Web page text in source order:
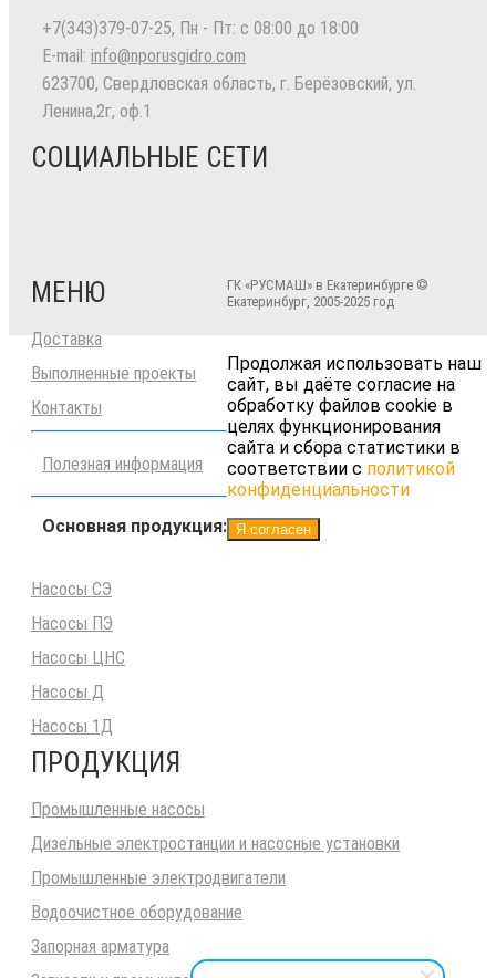
+7(343)379-07-25, Пн - Пт: с 08:00 до 18:00
E-mail: info@nporusgidro.com
623700, Свердловская область, г. Берёзовский, ул.
Ленина,2г, оф.1
СОЦИАЛЬНЫЕ СЕТИ
МЕНЮ
Доставка
Выполненные проекты
Контакты
Полезная информация
Основная продукция:
Насосы СЭ
Насосы ПЭ
Насосы ЦНС
Насосы Д
Насосы 1Д
ПРОДУКЦИЯ
Промышленные насосы
Дизельные электростанции и насосные установки
Промышленные электродвигатели
Водоочистное оборудование
Запорная арматура
ГК «РУСМАШ» в Екатеринбурге ©
Екатеринбург, 2005-2025 год
Продолжая использовать наш
сайт, вы даёте согласие на
обработку файлов cookie в
целях функционирования
сайта и сбора статистики в
соответствии с политикой
конфиденциальности
Я согласен